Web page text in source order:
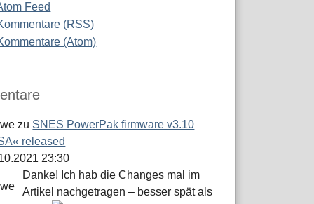
Feed
(RSS)
(Atom)
zu SNES PowerPak firmware v3.10
released
23:30
Danke! Ich hab die Changes mal im
Artikel nachgetragen – besser spät als